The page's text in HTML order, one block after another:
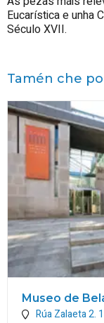
Eucarística e unha
Século XVII.
Tamén che
Museo de
Rúa Zalaeta 2.